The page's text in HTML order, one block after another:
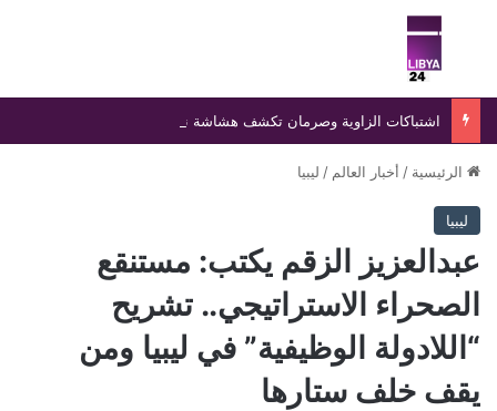
بحث عن
اشتباكات الزاوية وصرمان تكشف هشاشة نفوذ حكومة الدبيبة
الرئيسية / أخبار العالم / ليبيا
ليبيا
عبدالعزيز الزقم يكتب: مستنقع
الصحراء الاستراتيجي.. تشريح
“اللادولة الوظيفية” في ليبيا ومن
يقف خلف ستارها